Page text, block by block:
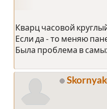
Кварц часовой
Если да - то меняю
Была проблема в